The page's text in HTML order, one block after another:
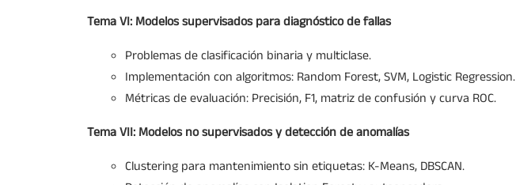
Tema VI: Modelos supervisados para diagnóstico de fallas
Problemas de clasificación binaria y multiclase.
Implementación con algoritmos: Random Forest, SVM, Logistic Regression.
Métricas de evaluación: Precisión, F1, matriz de confusión y curva ROC.
Tema VII: Modelos no supervisados y detección de anomalías
Clustering para mantenimiento sin etiquetas: K-Means, DBSCAN.